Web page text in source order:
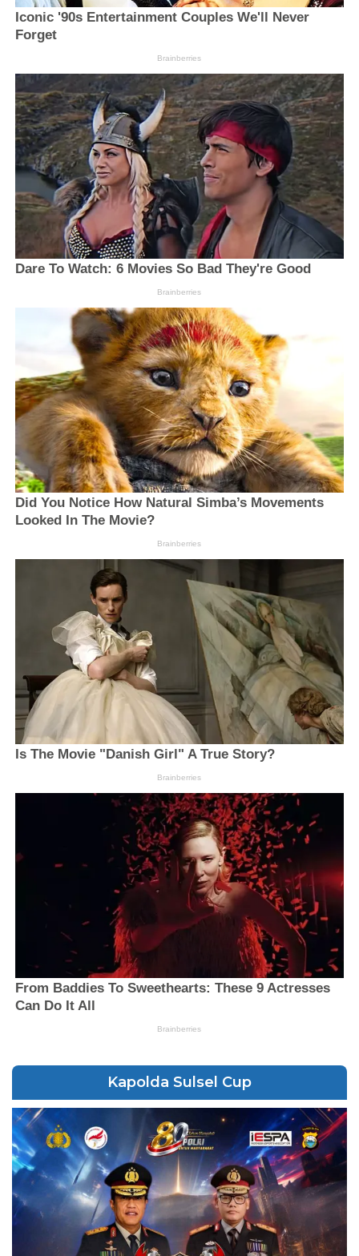
Kapolda Sulsel Cup